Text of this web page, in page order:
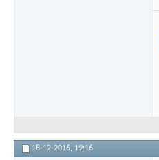
18-12-2016, 19:16